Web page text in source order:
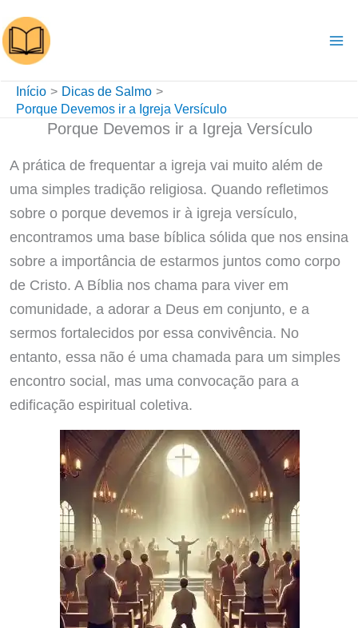
para
o
conteúdo
Início
Dicas de Salmo
Porque Devemos ir a Igreja Versículo
Porque Devemos ir a Igreja Versículo
A prática de frequentar a igreja vai muito além de
uma simples tradição religiosa. Quando refletimos
sobre o porque devemos ir à igreja versículo,
encontramos uma base bíblica sólida que nos ensina
sobre a importância de estarmos juntos como corpo
de Cristo. A Bíblia nos chama para viver em
comunidade, a adorar a Deus em conjunto, e a
sermos fortalecidos por essa convivência. No
entanto, essa não é uma chamada para um simples
encontro social, mas uma convocação para a
edificação espiritual coletiva.